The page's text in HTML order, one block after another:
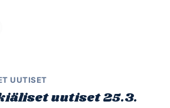
UUTISET
uutiset 25.3.